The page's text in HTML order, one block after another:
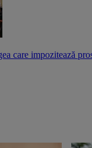
care impozitează